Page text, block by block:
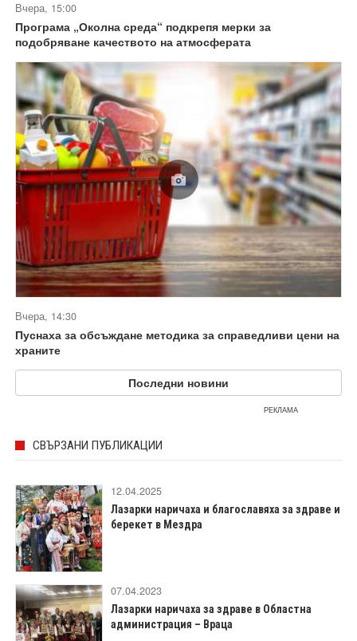
Вчера, 15:00
Програма „Околна среда“ подкрепя мерки за
подобряване качеството на атмосферата
Вчера, 14:30
Пуснаха за обсъждане методика за справедливи цени на
храните
Последни новини
РЕКЛАМА
СВЪРЗАНИ ПУБЛИКАЦИИ
12.04.2025
Лазарки наричаха и благославяха за здраве и
берекет в Мездра
07.04.2023
Лазарки наричаха за здраве в Областна
администрация – Враца